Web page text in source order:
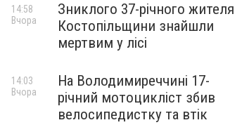
Зниклого 37-річного жителя
Костопільщини знайшли
мертвим у лісі
14:58
Вчора
На Володимиреччині 17-
річний мотоцикліст збив
велосипедистку та втік
14:03
Вчора